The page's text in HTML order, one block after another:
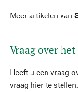
Meer artikelen van
Vraag over
Heeft u een vraag
vraag hier te